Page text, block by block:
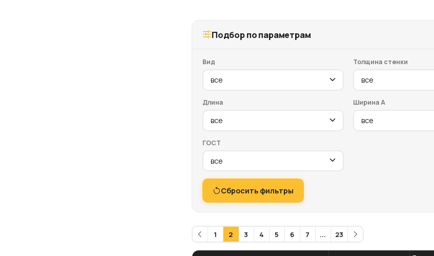
Подбор по параметрам
Вид Толщина стенки
Длина Ширина A
ГОСТ
Сбросить фильтры
1 2 3 4 5 6 7 ... 23